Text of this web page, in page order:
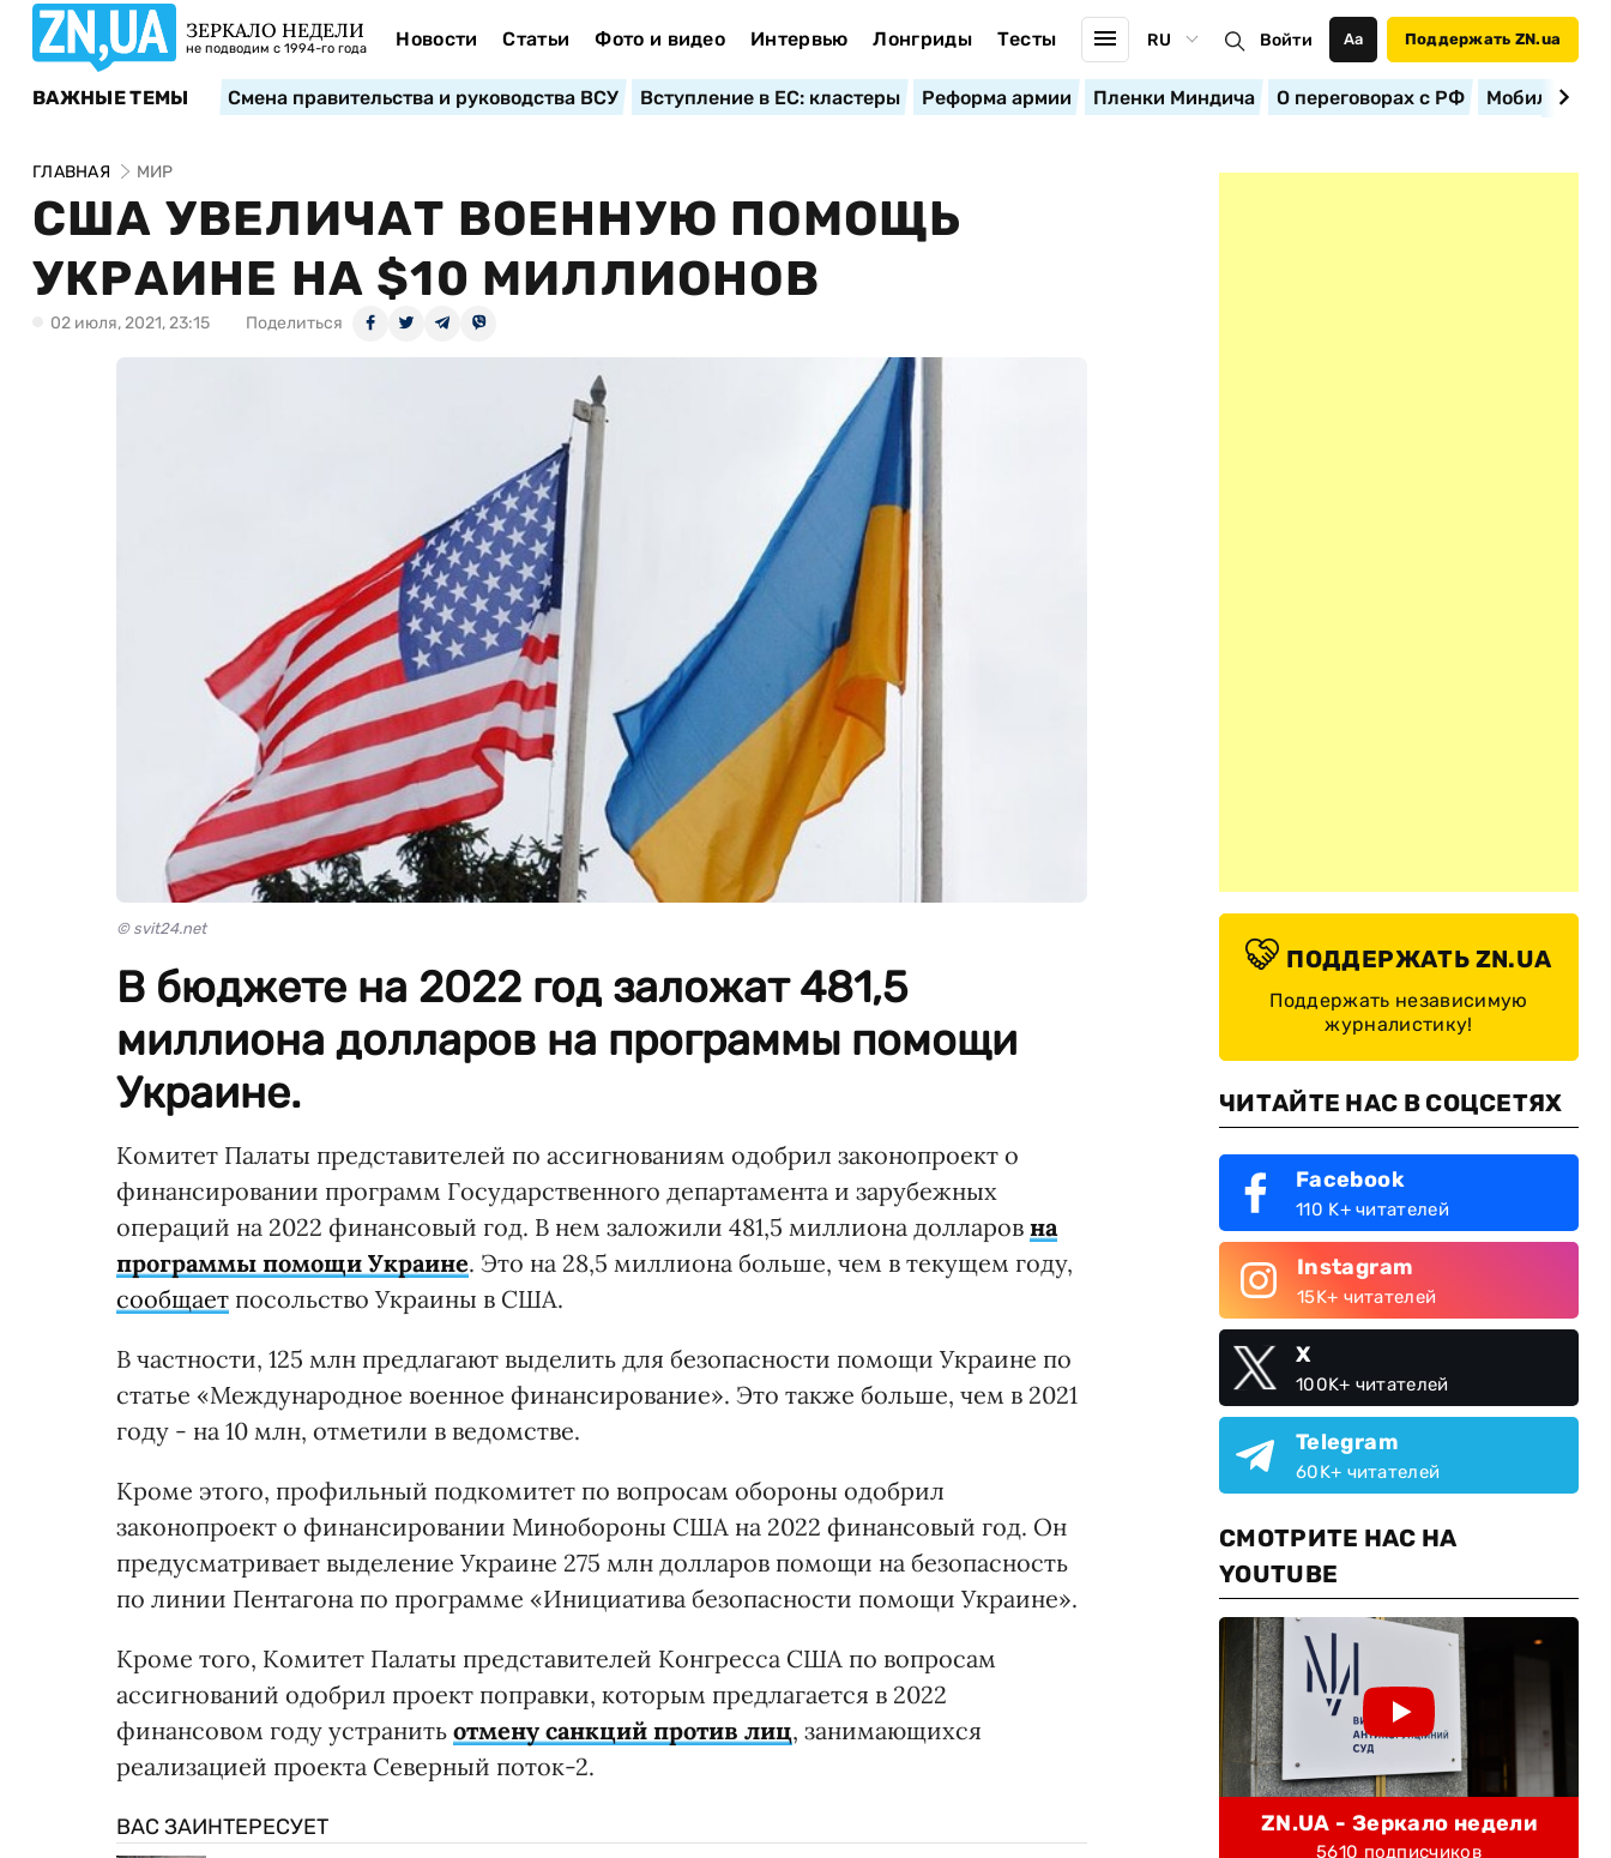
ЗЕРКАЛО НЕДЕЛИ
не подводим с 1994-го года Новости Статьи Фото и видео Интервью Лонгриды Тесты RU Войти Аа Поддержать ZN.ua
ВАЖНЫЕ ТЕМЫ Смена правительства и руководства ВСУ Вступление в ЕС: кластеры Реформа армии Пленки Миндича О переговорах с РФ
ГЛАВНАЯ МИР
США УВЕЛИЧАТ ВОЕННУЮ ПОМОЩЬ
УКРАИНЕ НА $10 МИЛЛИОНОВ
02 июля, 2021, 23:15 Поделиться
© svit24.net
В бюджете на 2022 год заложат 481,5
миллиона долларов на программы помощи
Украине.
Комитет Палаты представителей по ассигнованиям одобрил законопроект о
финансировании программ Государственного департамента и зарубежных
операций на 2022 финансовый год. В нем заложили 481,5 миллиона долларов на
программы помощи Украине. Это на 28,5 миллиона больше, чем в текущем году,
сообщает посольство Украины в США.
В частности, 125 млн предлагают выделить для безопасности помощи Украине по
статье «Международное военное финансирование». Это также больше, чем в 2021
году - на 10 млн, отметили в ведомстве.
Кроме этого, профильный подкомитет по вопросам обороны одобрил
законопроект о финансировании Минобороны США на 2022 финансовый год. Он
предусматривает выделение Украине 275 млн долларов помощи на безопасность
по линии Пентагона по программе «Инициатива безопасности помощи Украине».
Кроме того, Комитет Палаты представителей Конгресса США по вопросам
ассигнований одобрил проект поправки, которым предлагается в 2022
финансовом году устранить отмену санкций против лиц, занимающихся
реализацией проекта Северный поток-2.
ВАС ЗАИНТЕРЕСУЕТ
ПОДДЕРЖАТЬ ZN.UA
Поддержать независимую
журналистику!
ЧИТАЙТЕ НАС В СОЦСЕТЯХ
Facebook
110 K+ читателей
Instagram
15K+ читателей
X
100K+ читателей
Telegram
60K+ читателей
СМОТРИТЕ НАС НА
YOUTUBE
ZN.UA - Зеркало недели
5610 подписчиков